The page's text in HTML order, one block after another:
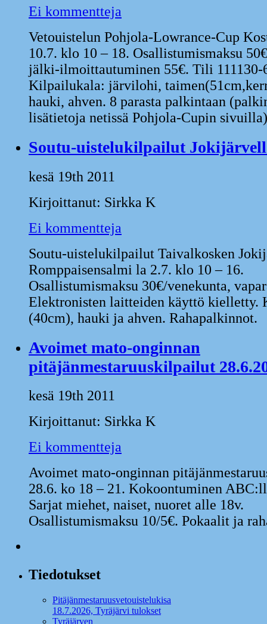
Ei kommentteja
Vetouistelun Pohjola-Lowrance-Cup
10.7. klo 10 – 18. Osallistumismaksu
jälki-ilmoittautuminen 55€. Tili 111130-
Kilpailukala: järvilohi,
hauki, ahven. 8 parasta palkintaan
lisätietoja netissä Pohjola-Cupin sivuilla)
Soutu-uistelukilpailut
kesä 19th 2011
Kirjoittanut: Sirkka K
Ei kommentteja
Soutu-uistelukilpailut Taivalkosken
Romppaisensalmi la 2.7. klo 10 – 16.
Osallistumismaksu 30€/venekunta,
Elektronisten laitteiden käyttö kielletty.
(40cm), hauki ja ahven. Rahapalkinnot.
Avoimet mato-onginnan
pitäjänmestaruuskilpailut
kesä 19th 2011
Kirjoittanut: Sirkka K
Ei kommentteja
Avoimet mato-onginnan
28.6. ko 18 – 21. Kokoontuminen
Sarjat miehet, naiset, nuoret alle 18v.
Osallistumismaksu 10/5€. Pokaalit ja
Tiedotukset
Pitäjänmestaruusvetouistelukisa
18.7.2026, Tyräjärvi tulokset
Tyräjärven